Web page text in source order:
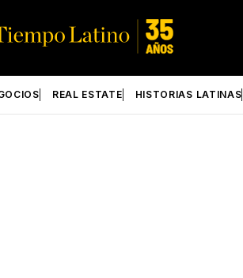
REAL ESTATE HISTORIAS LATINAS